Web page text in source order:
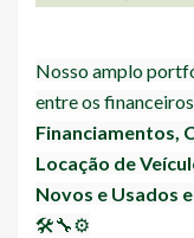
Nosso amplo
entre os financeiros
Financiamentos,
Locação de
Novos e Usados
🛠️🔧⚙️